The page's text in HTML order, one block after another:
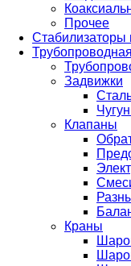
Прочее
Стабилизаторы
Задвижки
Клапаны
Краны